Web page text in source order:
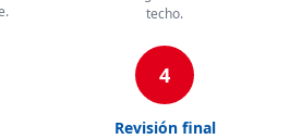
techo.
4
Revisión final